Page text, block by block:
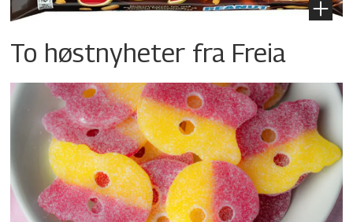
To høstnyheter fra Freia